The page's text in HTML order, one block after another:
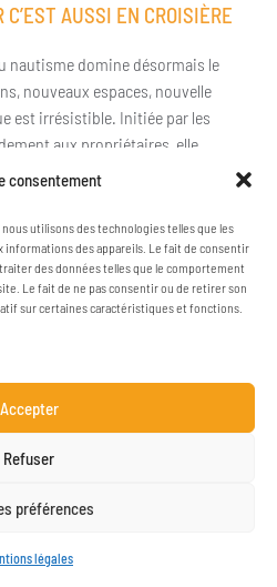
consentement
utilisons des technologies telles que les
informations des appareils. Le fait de consentir
des données telles que le comportement
Le fait de ne pas consentir ou de retirer son
sur certaines caractéristiques et fonctions.
Accepter
Refuser
préférences
légales
AUSSI EN CROISIÈRE
nautisme domine désormais le
nouveaux espaces, nouvelle
est irrésistible. Initiée par les
aux propriétaires, elle
ACCASTILLAGE MALIN
idéologique, à la recherche
le plaisir de la navigation
Karver